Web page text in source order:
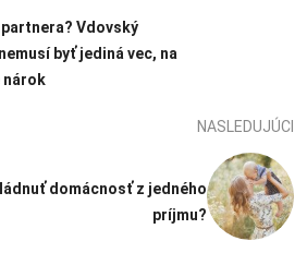
Vdovský
byť jediná vec, na
nárok
NASLEDUJÚCI
domácnosť z jedného
príjmu?